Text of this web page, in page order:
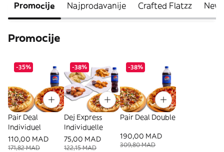
Promocije Najprodavanije Crafted Flatzz New
Promocije
-35%
Pair Deal
Individuel
110,00 MAD
171,82 MAD
-38%
Dej Express
Individuelle
75,00 MAD
122,15 MAD
-38%
Pair Deal Double
190,00 MAD
309,80 MAD